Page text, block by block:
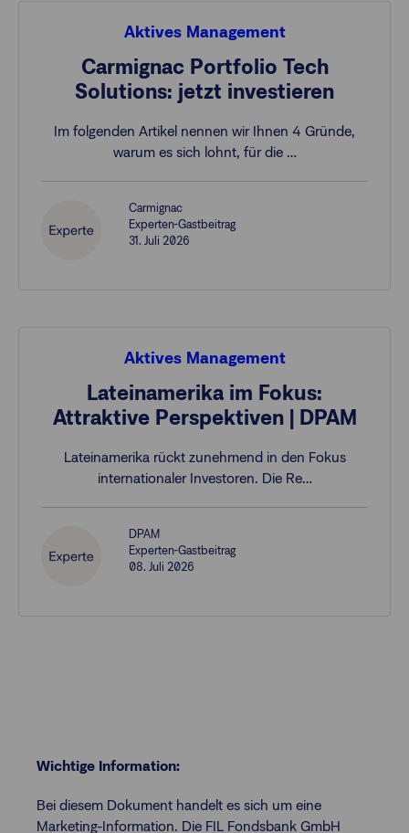
Aktives Management
Carmignac Portfolio Tech
Solutions: jetzt investieren
Im folgenden Artikel nennen wir Ihnen 4 Gründe,
warum es sich lohnt, für die …
Carmignac
Experten-Gastbeitrag
31. Juli 2026
Aktives Management
Lateinamerika im Fokus:
Attraktive Perspektiven | DPAM
Lateinamerika rückt zunehmend in den Fokus
internationaler Investoren. Die Re…
DPAM
Experten-Gastbeitrag
08. Juli 2026
Wichtige Information:
Bei diesem Dokument handelt es sich um eine
Marketing-Information. Die FIL Fondsbank GmbH